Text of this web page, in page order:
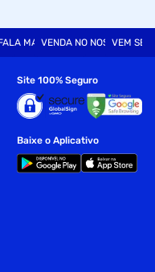
MARTVENDA NO NOSSO SITE
VEM SER
Site 100% Seguro
Baixe o Aplicativo